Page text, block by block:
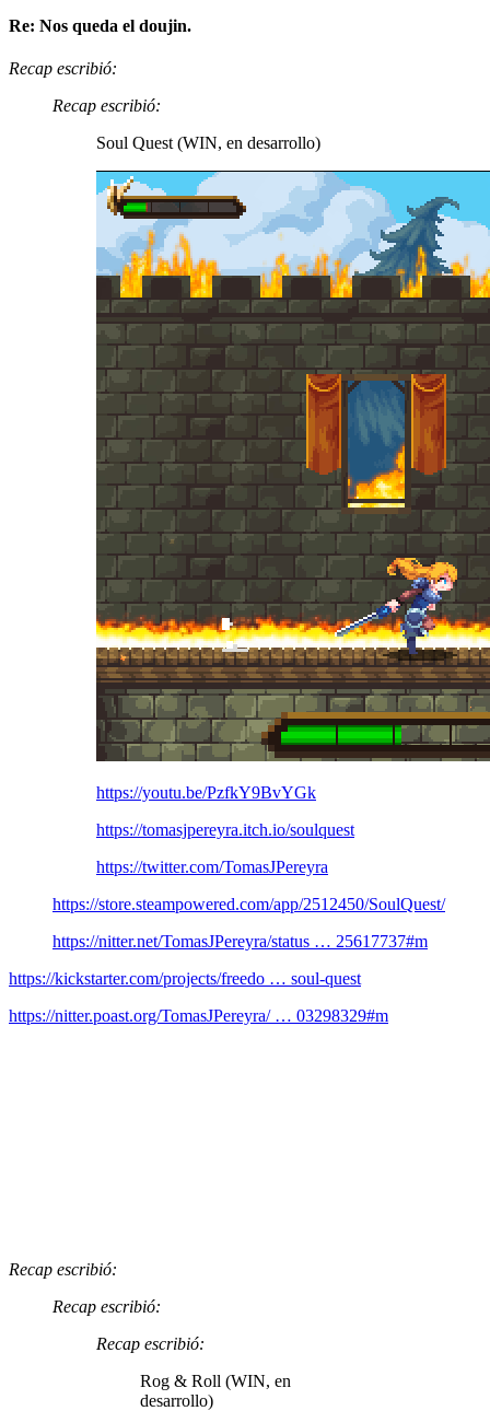
Re: Nos queda el doujin.
Recap escribió:
Recap escribió:
Soul Quest (WIN, en desarrollo)
https://youtu.be/PzfkY9BvYGk
https://tomasjpereyra.itch.io/soulquest
https://twitter.com/TomasJPereyra
https://store.steampowered.com/app/2512450/SoulQuest/
https://nitter.net/TomasJPereyra/status … 25617737#m
https://kickstarter.com/projects/freedo … soul-quest
https://nitter.poast.org/TomasJPereyra/ … 03298329#m
Recap escribió:
Recap escribió:
Recap escribió:
Rog & Roll (WIN, en
desarrollo)